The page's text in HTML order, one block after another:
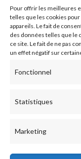
Pour offrir les meilleures
telles que les cookies
appareils. Le fait de
des données telles que le
ce site. Le fait de ne pas
un effet négatif sur
Fonctionnel
Statistiques
Marketing
Générique -
Vigilans
Générique -
Addictologie
Secrétariat -
Centre Médico-
lille.mssante.fr